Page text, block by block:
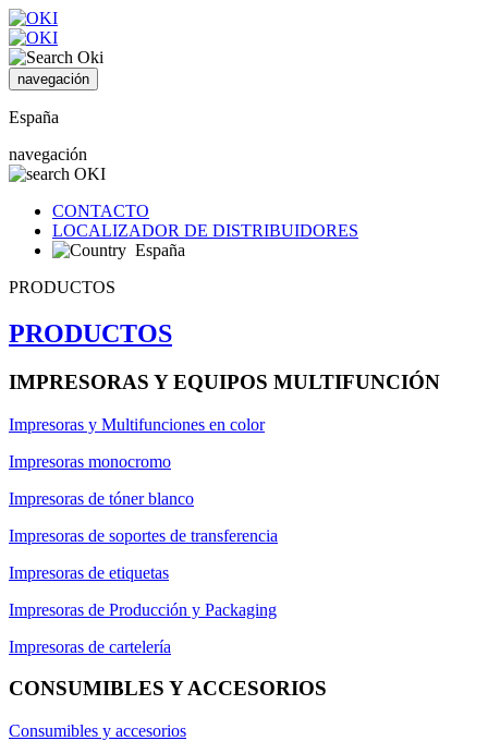
navegación
España
navegación
CONTACTO
LOCALIZADOR DE DISTRIBUIDORES
España
PRODUCTOS
PRODUCTOS
IMPRESORAS Y EQUIPOS MULTIFUNCIÓN
Impresoras y Multifunciones en color
Impresoras monocromo
Impresoras de tóner blanco
Impresoras de soportes de transferencia
Impresoras de etiquetas
Impresoras de Producción y Packaging
Impresoras de cartelería
CONSUMIBLES Y ACCESORIOS
Consumibles y accesorios